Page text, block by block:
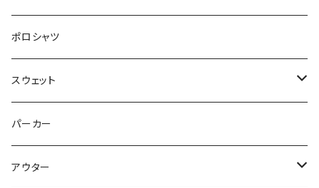
タンクトップ
ポロシャツ
スウェット
トップス
パンツ
パーカー
アウター